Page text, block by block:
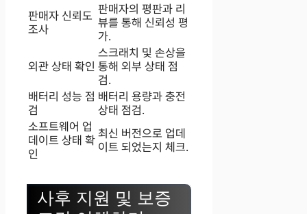
판매자 신뢰도
조사
판매자의 평판과 리
뷰를 통해 신뢰성 평
가.
외관 상태 확인
스크래치 및 손상을
통해 외부 상태 점
검.
배터리 성능 점
검
배터리 용량과 충전
상태 점검.
소프트웨어 업
데이트 상태 확
인
최신 버전으로 업데
이트 되었는지 체크.
사후 지원 및 보증